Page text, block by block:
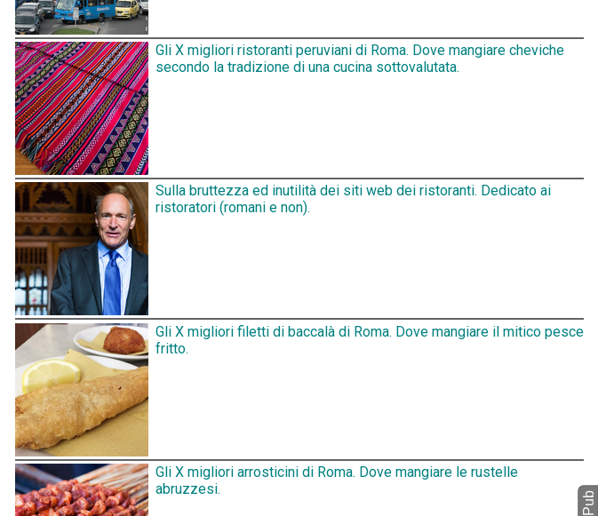
Gli X migliori ristoranti peruviani di Roma. Dove mangiare cheviche
secondo la tradizione di una cucina sottovalutata.
Sulla bruttezza ed inutilità dei siti web dei ristoranti. Dedicato ai
ristoratori (romani e non).
Gli X migliori filetti di baccalà di Roma. Dove mangiare il mitico pesce
fritto.
Gli X migliori arrosticini di Roma. Dove mangiare le rustelle
abruzzesi.